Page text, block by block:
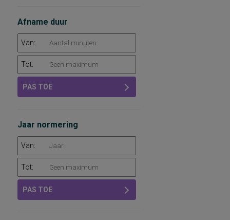
Afname duur
Van:
Tot:
PAS TOE
Jaar normering
Van:
Tot:
PAS TOE